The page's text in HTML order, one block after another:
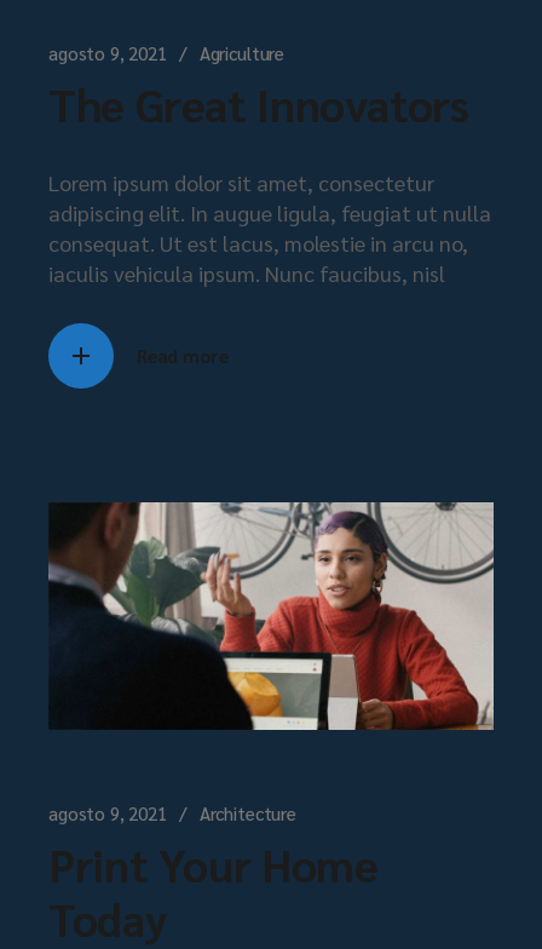
agosto 9, 2021 Agriculture
The Great Innovators
Lorem ipsum dolor sit amet, consectetur
adipiscing elit. In augue ligula, feugiat ut nulla
consequat. Ut est lacus, molestie in arcu no,
iaculis vehicula ipsum. Nunc faucibus, nisl
Read more
agosto 9, 2021 Architecture
Print Your Home
Today